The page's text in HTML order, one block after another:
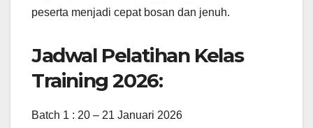
peserta menjadi cepat bosan dan jenuh.
Jadwal Pelatihan Kelas
Training 2026:
Batch 1 : 20 – 21 Januari 2026